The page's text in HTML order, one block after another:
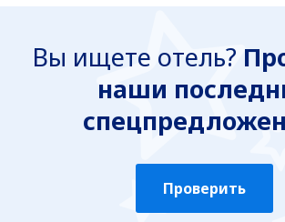
Вы ищете отель?
наши
Проверить